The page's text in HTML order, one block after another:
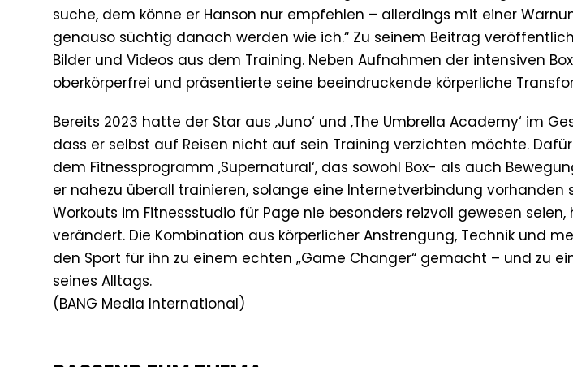
suche, dem könne er Hanson nur empfehlen – allerdings mit einer
genauso süchtig danach werden wie ich.“ Zu seinem Beitrag
Bilder und Videos aus dem Training. Neben Aufnahmen der intensiven
oberkörperfrei und präsentierte seine beeindruckende körperliche
Bereits 2023 hatte der Star aus ‚Juno‘ und ‚The Umbrella Academy‘ im
dass er selbst auf Reisen nicht auf sein Training verzichten möchte.
dem Fitnessprogramm ‚Supernatural‘, das sowohl Box- als auch
er nahezu überall trainieren, solange eine Internetverbindung vorhanden
Workouts im Fitnessstudio für Page nie besonders reizvoll gewesen seien,
verändert. Die Kombination aus körperlicher Anstrengung, Technik und
den Sport für ihn zu einem echten „Game Changer“ gemacht – und zu
seines Alltags.